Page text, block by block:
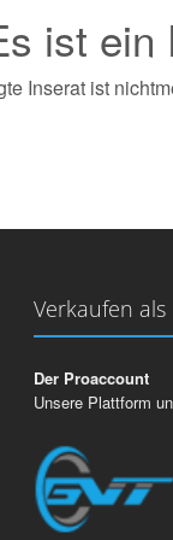
ist ein
Inserat ist
Verkaufen als
Der Proaccount
Unsere Plattform